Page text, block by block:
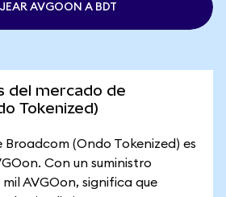
AVGOON A BDT
del mercado de
Tokenized)
Broadcom (Ondo Tokenized) es
Con un suministro
AVGOon, significa que